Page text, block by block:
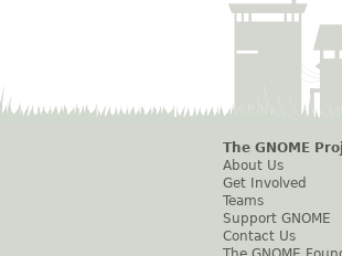
The GNOME
About Us
Get Involved
Teams
Support GNOME
Contact Us